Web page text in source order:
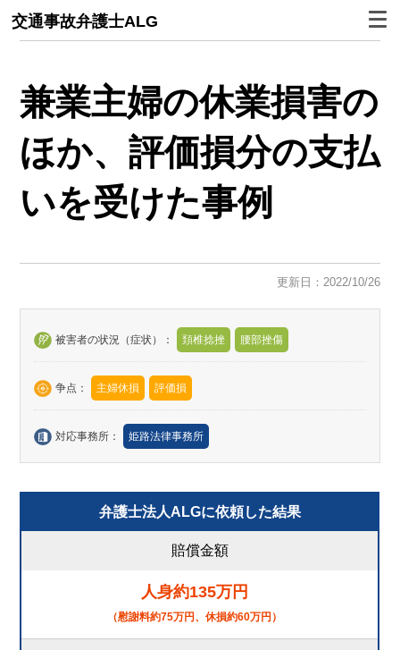
交通事故弁護士ALG
兼業主婦の休業損害の
ほか、評価損分の支払
いを受けた事例
更新日：2022/10/26
被害者の状況（症状）： 頚椎捻挫 腰部挫傷
争点： 主婦休損 評価損
対応事務所： 姫路法律事務所
弁護士法人ALGに依頼した結果
賠償金額
人身約135万円
（慰謝料約75万円、休損約60万円）